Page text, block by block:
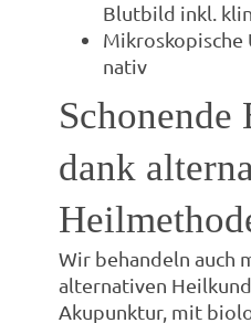
Blutbild inkl.
Mikroskopische
nativ
Schonende
dank
Wir behandeln auch
alternativen
Akupunktur, mit